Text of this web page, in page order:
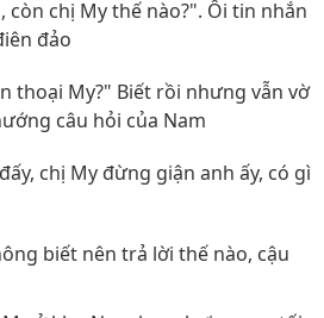
còn chị My thế nào?". Ôi tin nhắn
đảo
thoại My?" Biết rồi nhưng vẫn vờ
câu hỏi của Nam
chị My đừng giận anh ấy, có gì
biết nên trả lời thế nào, cậu